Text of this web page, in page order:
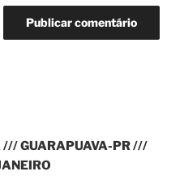
/// GUARAPUAVA-PR ///